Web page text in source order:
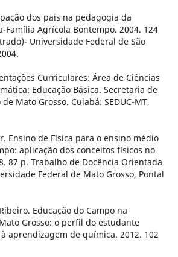
dos pais na pedagogia da
Família Agrícola Bontempo. 2004. 124
Universidade Federal de São
Curriculares: Área de Ciências
Educação Básica. Secretaria de
Mato Grosso. Cuiabá: SEDUC-MT,
Ensino de Física para o ensino médio
aplicação dos conceitos físicos no
87 p. Trabalho de Docência Orientada
Federal de Mato Grosso, Pontal
Educação do Campo na
Grosso: o perfil do estudante
aprendizagem de química. 2012. 102